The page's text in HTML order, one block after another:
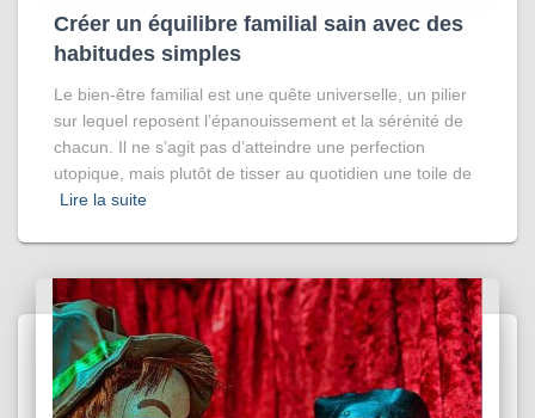
Créer un équilibre familial sain avec des
habitudes simples
Le bien-être familial est une quête universelle, un pilier
sur lequel reposent l’épanouissement et la sérénité de
chacun. Il ne s’agit pas d’atteindre une perfection
utopique, mais plutôt de tisser au quotidien une toile de
Lire la suite